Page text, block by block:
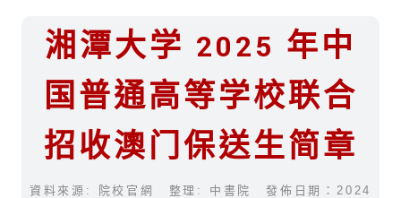
湘潭大学 2025 年中
国普通高等学校联合
招收澳门保送生简章
資料來源: 院校官網 整理: 中書院 發佈日期：2024